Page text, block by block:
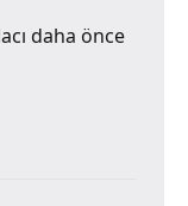
daha önce